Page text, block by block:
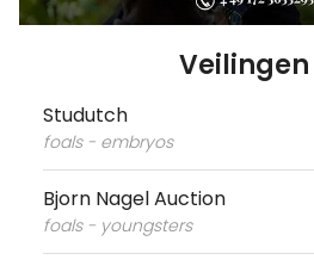
Veilingen
Studutch
foals - embryos
Bjorn Nagel Auction
foals - youngsters